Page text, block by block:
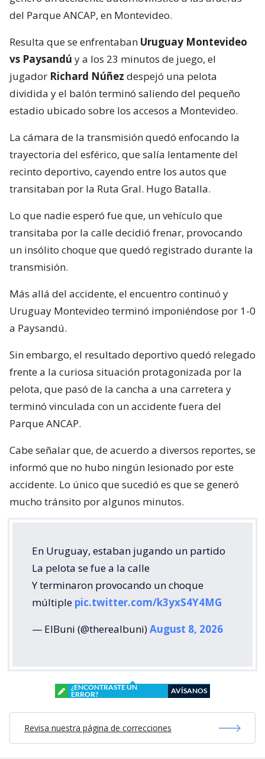
del Parque ANCAP, en Montevideo.
Resulta que se enfrentaban Uruguay Montevideo
vs Paysandú y a los 23 minutos de juego, el
jugador Richard Núñez despejó una pelota
dividida y el balón terminó saliendo del pequeño
estadio ubicado sobre los accesos a Montevideo.
La cámara de la transmisión quedó enfocando la
trayectoria del esférico, que salía lentamente del
recinto deportivo, cayendo entre los autos que
transitaban por la Ruta Gral. Hugo Batalla.
Lo que nadie esperó fue que, un vehículo que
transitaba por la calle decidió frenar, provocando
un insólito choque que quedó registrado durante la
transmisión.
Más allá del accidente, el encuentro continuó y
Uruguay Montevideo terminó imponiéndose por 1-0
a Paysandú.
Sin embargo, el resultado deportivo quedó relegado
frente a la curiosa situación protagonizada por la
pelota, que pasó de la cancha a una carretera y
terminó vinculada con un accidente fuera del
Parque ANCAP.
Cabe señalar que, de acuerdo a diversos reportes, se
informó que no hubo ningún lesionado por este
accidente. Lo único que sucedió es que se generó
mucho tránsito por algunos minutos.
En Uruguay, estaban jugando un partido
La pelota se fue a la calle
Y terminaron provocando un choque
múltiple pic.twitter.com/k3yxS4Y4MG
— ElBuni (@therealbuni)August 8, 2026
¿ENCONTRASTE UN
ERROR?
AVÍSANOS
Revisa nuestra página de correcciones